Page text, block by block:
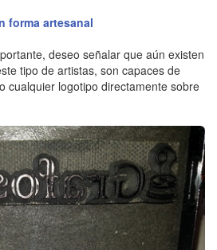
forma artesanal
deseo señalar que aún existen
tipo de artistas, son capaces de
cualquier logotipo directamente sobre